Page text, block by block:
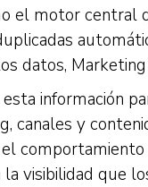
el motor central
datos,
información
canales y
visibilidad que